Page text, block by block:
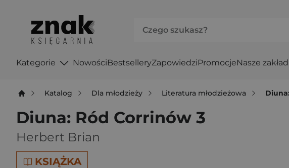
Kategorie NowościBestselleryZapowiedziPromocjeNasze
Katalog Dla młodzieży Literatura młodzieżowa
Diuna: Ród Corrinów 3
Herbert Brian
KSIĄŻKA